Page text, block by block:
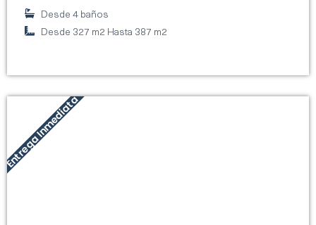
Desde 4 baños
Desde 327 m2 Hasta 387 m2
Entrega Inmediata